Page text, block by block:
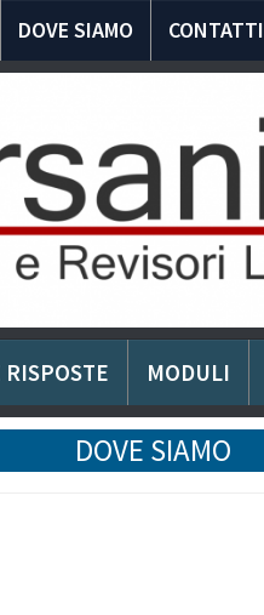
DOVE SIAMO CONTATTI
MODULI
DOVE SIAMO